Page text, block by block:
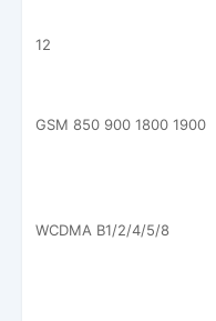
12
GSM 850 900 1800 1900
WCDMA B1/2/4/5/8